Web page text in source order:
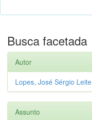
Busca facetada
Autor
Lopes, José Sérgio Leite
Assunto